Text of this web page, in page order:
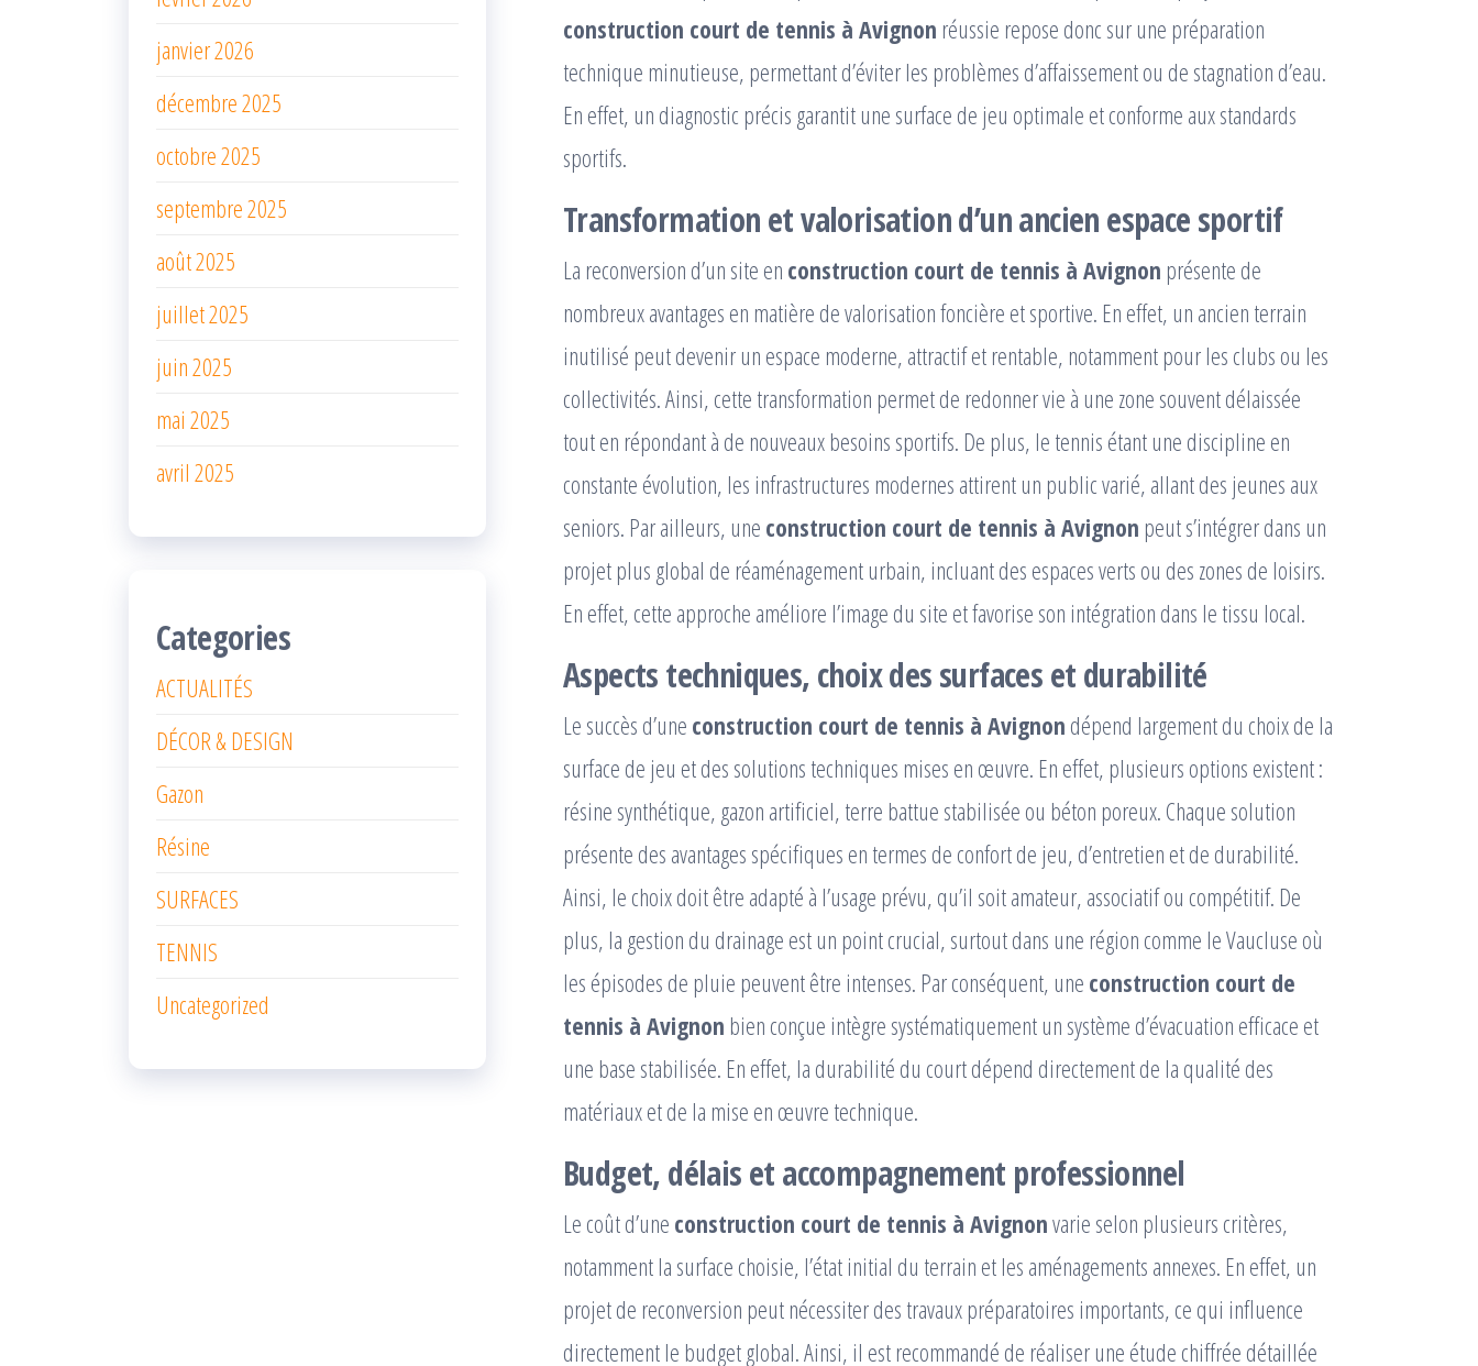
construction court de tennis à Avignon réussie repose donc sur une préparation
technique minutieuse, permettant d’éviter les problèmes d’affaissement ou de stagnation d’eau.
En effet, un diagnostic précis garantit une surface de jeu optimale et conforme aux standards
sportifs.
Transformation et valorisation d’un ancien espace sportif
La reconversion d’un site en construction court de tennis à Avignon présente de
nombreux avantages en matière de valorisation foncière et sportive. En effet, un ancien terrain
inutilisé peut devenir un espace moderne, attractif et rentable, notamment pour les clubs ou les
collectivités. Ainsi, cette transformation permet de redonner vie à une zone souvent délaissée
tout en répondant à de nouveaux besoins sportifs. De plus, le tennis étant une discipline en
constante évolution, les infrastructures modernes attirent un public varié, allant des jeunes aux
seniors. Par ailleurs, une construction court de tennis à Avignon peut s’intégrer dans un
projet plus global de réaménagement urbain, incluant des espaces verts ou des zones de loisirs.
En effet, cette approche améliore l’image du site et favorise son intégration dans le tissu local.
Aspects techniques, choix des surfaces et durabilité
Le succès d’une construction court de tennis à Avignon dépend largement du choix de la
surface de jeu et des solutions techniques mises en œuvre. En effet, plusieurs options existent :
résine synthétique, gazon artificiel, terre battue stabilisée ou béton poreux. Chaque solution
présente des avantages spécifiques en termes de confort de jeu, d’entretien et de durabilité.
Ainsi, le choix doit être adapté à l’usage prévu, qu’il soit amateur, associatif ou compétitif. De
plus, la gestion du drainage est un point crucial, surtout dans une région comme le Vaucluse où
les épisodes de pluie peuvent être intenses. Par conséquent, une construction court de
tennis à Avignon bien conçue intègre systématiquement un système d’évacuation efficace et
une base stabilisée. En effet, la durabilité du court dépend directement de la qualité des
matériaux et de la mise en œuvre technique.
Budget, délais et accompagnement professionnel
Le coût d’une construction court de tennis à Avignonvarie selon plusieurs critères,
notamment la surface choisie, l’état initial du terrain et les aménagements annexes. En effet, un
projet de reconversion peut nécessiter des travaux préparatoires importants, ce qui influence
directement le budget global. Ainsi, il est recommandé de réaliser une étude chiffrée détaillée
janvier 2026
décembre 2025
octobre 2025
septembre 2025
août 2025
juillet 2025
juin 2025
mai 2025
avril 2025
Categories
ACTUALITÉS
DÉCOR & DESIGN
Gazon
Résine
SURFACES
TENNIS
Uncategorized